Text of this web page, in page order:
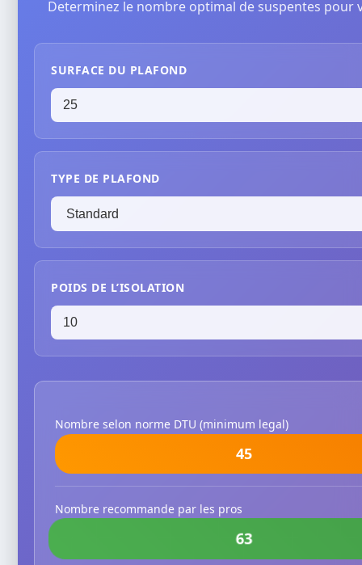
Determinez le nombre optimal de suspentes pour
SURFACE DU PLAFOND
TYPE DE PLAFOND
POIDS DE L’ISOLATION
Nombre selon norme DTU (minimum legal)
45
Nombre recommande par les pros
63